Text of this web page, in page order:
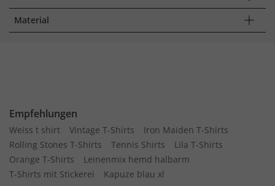
Material
Empfehlungen
Weiss t shirt Vintage T-Shirts
Iron Maiden T-Shirts
Rolling Stones T-Shirts
Tennis Shirts
Lila T-Shirts
Orange T-Shirts
Leinenmix hemd halbarm
T-Shirts mit Stickerei
Kapuze blau xl